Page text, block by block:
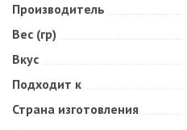
Производитель
Вес (гр)
Вкус
Подходит к
Страна изготовления